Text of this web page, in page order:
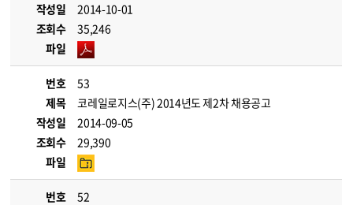
작성일
2014-10-01
조회수
35,246
파일
번호
53
제목
코레일로지스(주) 2014년도 제2차 채용공고
작성일
2014-09-05
조회수
29,390
파일
번호
52